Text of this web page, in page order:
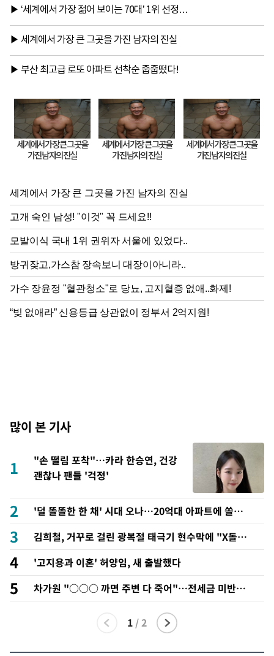
많이 본 기사
1
"손 떨림 포착"…카라 한승연, 건강
괜찮나 팬들 '걱정'
2
'덜 똘똘한 한 채' 시대 오나…20억대 아파트에 쏠리는
관심
3
김희철, 거꾸로 걸린 광복절 태극기 현수막에 "X돌았
네"
4 '고지용과 이혼' 허양임, 새 출발했다
5
차가원 "○○○ 까면 주변 다 죽어"…전세금 미반환
속 녹취 폭로 파장
1 / 2